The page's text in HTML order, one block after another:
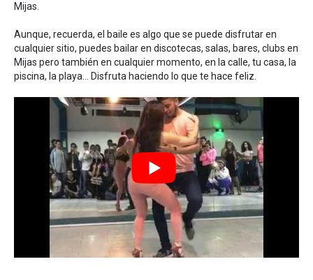
Mijas.
Aunque, recuerda, el baile es algo que se puede disfrutar en
cualquier sitio, puedes bailar en discotecas, salas, bares, clubs en
Mijas pero también en cualquier momento, en la calle, tu casa, la
piscina, la playa... Disfruta haciendo lo que te hace feliz.